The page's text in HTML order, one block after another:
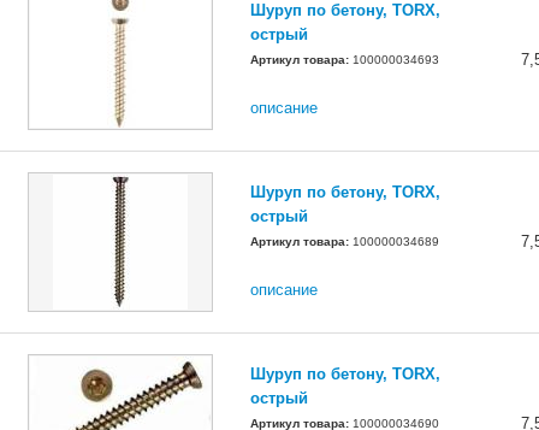
Шуруп по бетону, TORX,
острый
Артикул товара: 100000034693
описание
Шуруп по бетону, TORX,
острый
Артикул товара: 100000034689
описание
Шуруп по бетону, TORX,
острый
Артикул товара: 100000034690